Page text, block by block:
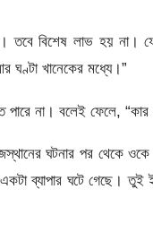
তবে বিশেষ লাভ হয় না।
খানেকের মধ্যে।”
না। বলেই ফেলে,
ঘটনার পর থেকে
ব্যাপার ঘটে গেছে। তুই